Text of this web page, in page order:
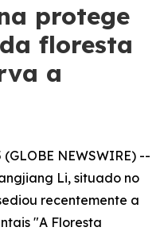
protege
floresta
a
(GLOBE NEWSWIRE) --
Li, situado no
recentemente a
"A Floresta